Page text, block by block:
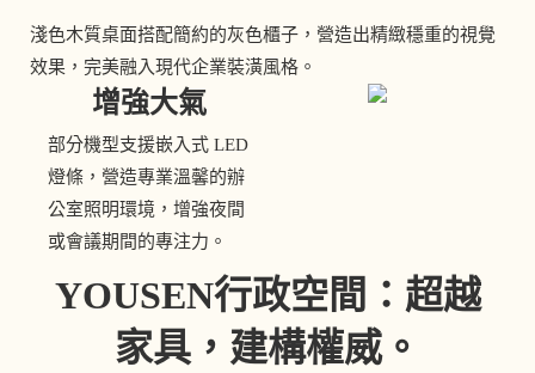
淺色木質桌面搭配簡約的灰色櫃子，營造出精緻穩重的視覺
效果，完美融入現代企業裝潢風格。
增強大氣
部分機型支援嵌入式 LED
燈條，營造專業溫馨的辦
公室照明環境，增強夜間
或會議期間的專注力。
YOUSEN行政空間：超越
家具，建構權威。